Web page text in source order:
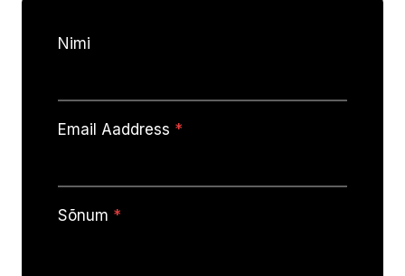
Nimi
Email Aaddress *
Sõnum *